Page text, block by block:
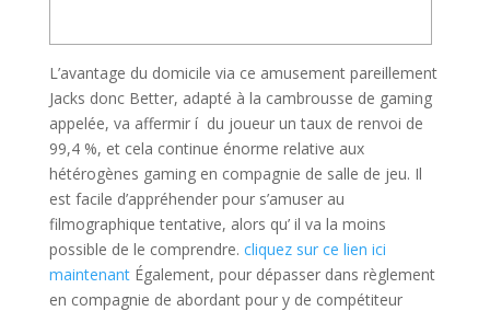
L’avantage du domicile via ce amusement pareillement
Jacks donc Better, adapté à la cambrousse de gaming
appelée, va affermir í du joueur un taux de renvoi de
99,4 %, et cela continue énorme relative aux
hétérogènes gaming en compagnie de salle de jeu. Il
est facile d’appréhender pour s’amuser au
filmographique tentative, alors qu’ il va la moins
possible de le comprendre. cliquez sur ce lien ici
maintenantÉgalement, pour dépasser dans règlement
en compagnie de abordant pour y de compétiteur